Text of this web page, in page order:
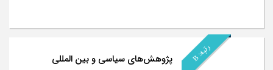
رت
ب
ه
:B پژوهش‌های سیاسی و بین المللی